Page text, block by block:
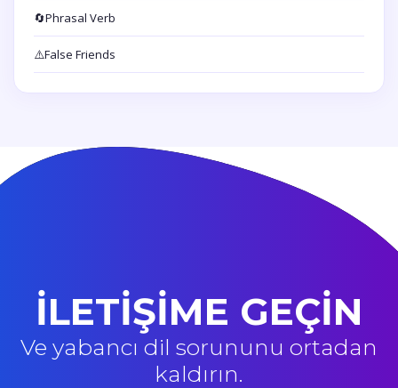
🔄Phrasal Verb
⚠️False Friends
İLETİŞİME GEÇİN
Ve yabancı dil sorununu ortadan
kaldırın.